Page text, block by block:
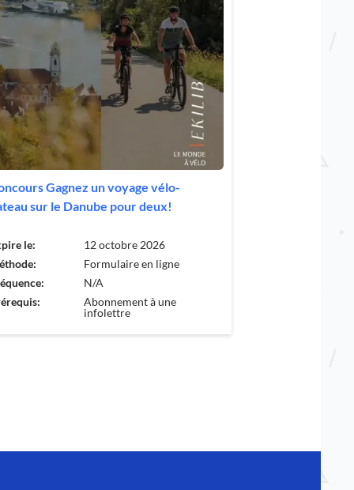
Gagnez un voyage vélo-
sur le Danube pour deux!
le:
12 octobre 2026
Formulaire en ligne
N/A
Abonnement à une
infolettre